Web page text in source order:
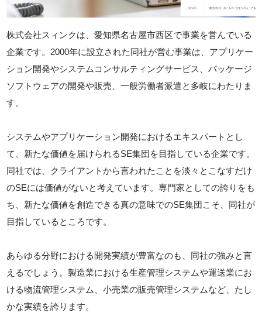
株式会社スィンクは、愛知県名古屋市西区で事業を営んでいる
企業です。2000年に設立された同社が営む事業は、アプリケー
ション開発やシステムコンサルティングサービス、パッケージ
ソフトウェアの開発や販売、一般労働者派遣と多岐にわたりま
す。
システムやアプリケーション開発におけるエキスパートとし
て、新たな価値を届けられるSE集団を目指している企業です。
同社では、クライアントから言われたことを淡々とこなすだけ
のSEには価値がないと考えています。専門家としての誇りをも
ち、新たな価値を創造できる真の意味でのSE集団こそ、同社が
目指しているところです。
あらゆる分野における開発実績が豊富なのも、同社の強みと言
えるでしょう。製造業における生産管理システムや運送業にお
ける物流管理システム、小売業の販売管理システムなど、たし
かな実績を誇ります。